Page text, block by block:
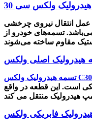
ولکس سی 30
انتقال نیروی چرخشی
تسمه‌های خودرو از
تسمه هیدرولیک ولکس C30
است. این قطعه در واقع